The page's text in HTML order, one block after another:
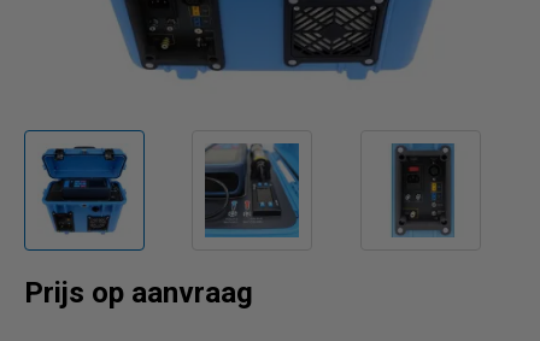
Prijs op aanvraag